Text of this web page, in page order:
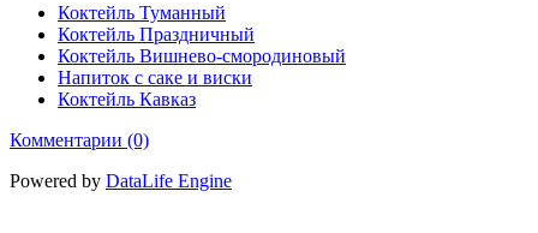
Коктейль Туманный
Коктейль Праздничный
Коктейль Вишнево-смородиновый
Напиток с саке и виски
Коктейль Кавказ
Комментарии (0)
Powered by DataLife Engine